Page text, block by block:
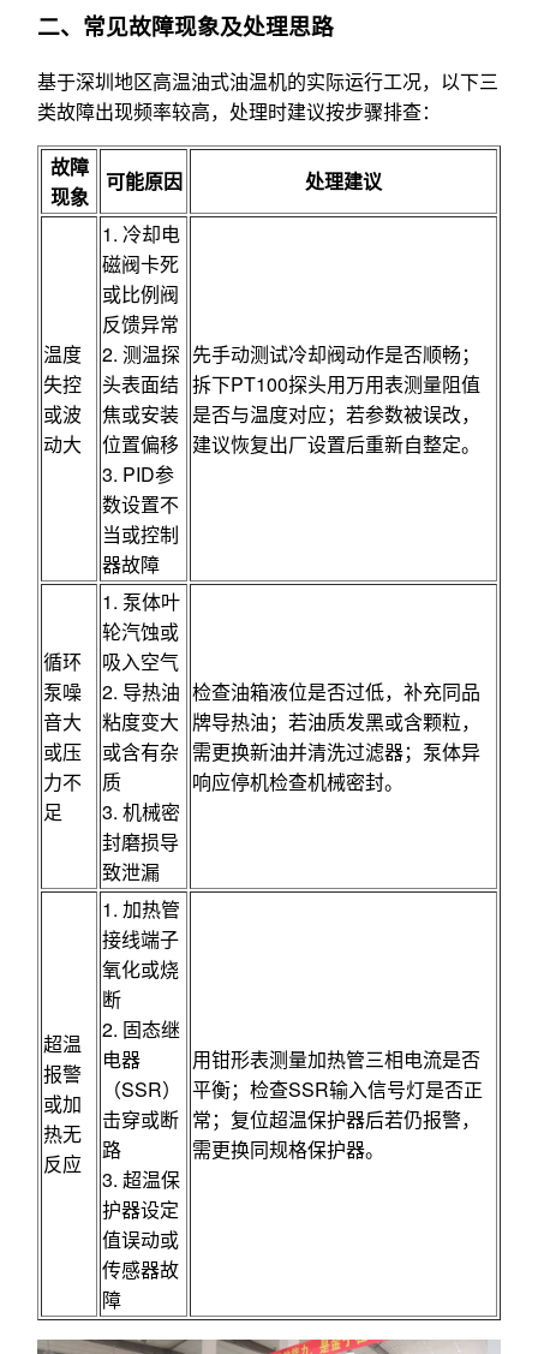
二、常见故障现象及处理思路
基于深圳地区高温油式油温机的实际运行工况，以下三
类故障出现频率较高，处理时建议按步骤排查：
故障
现象
可能原因 处理建议
温度
失控
或波
动大
1. 冷却电
磁阀卡死
或比例阀
反馈异常
2. 测温探
头表面结
焦或安装
位置偏移
3. PID参
数设置不
当或控制
器故障
先手动测试冷却阀动作是否顺畅；
拆下PT100探头用万用表测量阻值
是否与温度对应；若参数被误改，
建议恢复出厂设置后重新自整定。
循环
泵噪
音大
或压
力不
足
1. 泵体叶
轮汽蚀或
吸入空气
2. 导热油
粘度变大
或含有杂
质
3. 机械密
封磨损导
致泄漏
检查油箱液位是否过低，补充同品
牌导热油；若油质发黑或含颗粒，
需更换新油并清洗过滤器；泵体异
响应停机检查机械密封。
超温
报警
或加
热无
反应
1. 加热管
接线端子
氧化或烧
断
2. 固态继
电器
（SSR）
击穿或断
路
3. 超温保
护器设定
值误动或
传感器故
障
用钳形表测量加热管三相电流是否
平衡；检查SSR输入信号灯是否正
常；复位超温保护器后若仍报警，
需更换同规格保护器。